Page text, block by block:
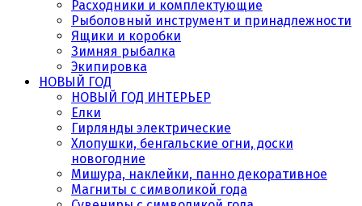
Расходники и комплектующие
Рыболовный инструмент и принадлежности
Ящики и коробки
Зимняя рыбалка
Экипировка
НОВЫЙ ГОД
НОВЫЙ ГОД ИНТЕРЬЕР
Елки
Гирлянды электрические
Хлопушки, бенгальские огни, доски
новогодние
Мишура, наклейки, панно декоративное
Магниты с символикой года